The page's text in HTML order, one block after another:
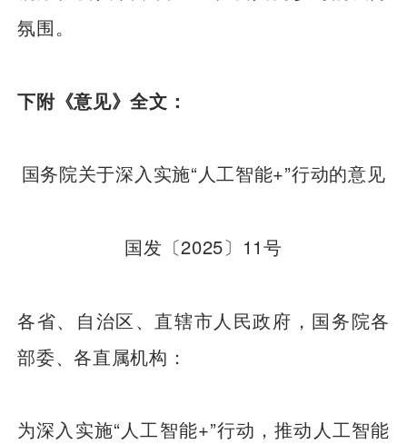
氛围。
下附《意见》全文：
国务院关于深入实施“人工智能+”行动的意见
国发〔2025〕11号
各省、自治区、直辖市人民政府，国务院各
部委、各直属机构：
为深入实施“人工智能+”行动，推动人工智能